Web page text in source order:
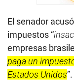
El senador
impuestos “
empresas
paga un
Estados Unidos”.